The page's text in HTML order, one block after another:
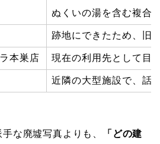
ぬくいの湯を含む複合
跡地にできたため、旧
本巣店 現在の利用先として目
近隣の大型施設で、話
な廃墟写真よりも、
「どの建